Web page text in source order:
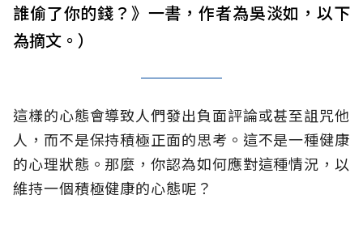
誰偷了你的錢？》一書，作者為吳淡如，以下
為摘文。）
這樣的心態會導致人們發出負面評論或甚至詛咒他
人，而不是保持積極正面的思考。這不是一種健康
的心理狀態。那麼，你認為如何應對這種情況，以
維持一個積極健康的心態呢？